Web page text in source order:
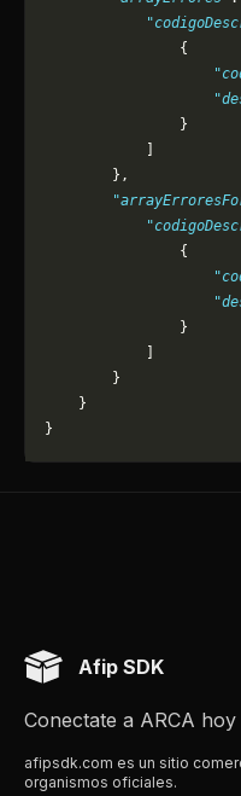
                {
                }
        },
                {
                }
        }
    }
}
Afip SDK
Conectate a ARCA hoy
afipsdk.com es un sitio
organismos oficiales.